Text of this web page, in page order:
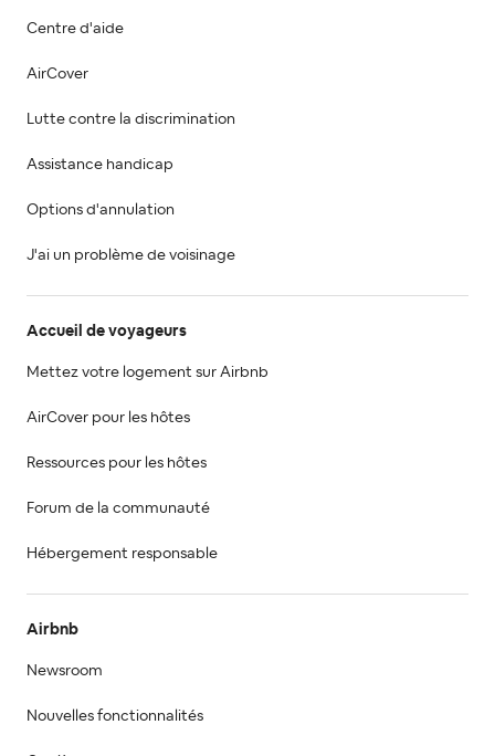
Centre d'aide
AirCover
Lutte contre la discrimination
Assistance handicap
Options d'annulation
J'ai un problème de voisinage
Accueil de voyageurs
Mettez votre logement sur Airbnb
AirCover pour les hôtes
Ressources pour les hôtes
Forum de la communauté
Hébergement responsable
Airbnb
Newsroom
Nouvelles fonctionnalités